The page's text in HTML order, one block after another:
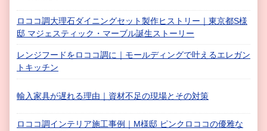
ロココ調大理石ダイニングセット製作ヒストリー｜東京都S様
邸 マジェスティック・マーブル誕生ストーリー
レンジフードをロココ調に｜モールディングで叶えるエレガン
トキッチン
輸入家具が遅れる理由｜資材不足の現場とその対策
ロココ調インテリア施工事例｜M様邸 ピンクロココの優雅な